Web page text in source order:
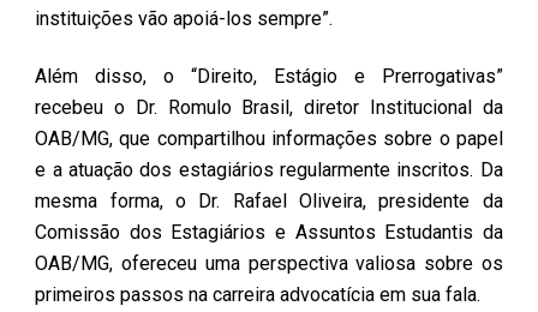
instituições vão apoiá-los sempre”.
Além disso, o “Direito, Estágio e Prerrogativas”
recebeu o Dr. Romulo Brasil, diretor Institucional da
OAB/MG, que compartilhou informações sobre o papel
e a atuação dos estagiários regularmente inscritos. Da
mesma forma, o Dr. Rafael Oliveira, presidente da
Comissão dos Estagiários e Assuntos Estudantis da
OAB/MG, ofereceu uma perspectiva valiosa sobre os
primeiros passos na carreira advocatícia em sua fala.